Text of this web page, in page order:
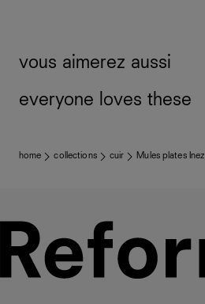
vous aimerez aussi
everyone loves these
home collections cuir Mules plates Inez